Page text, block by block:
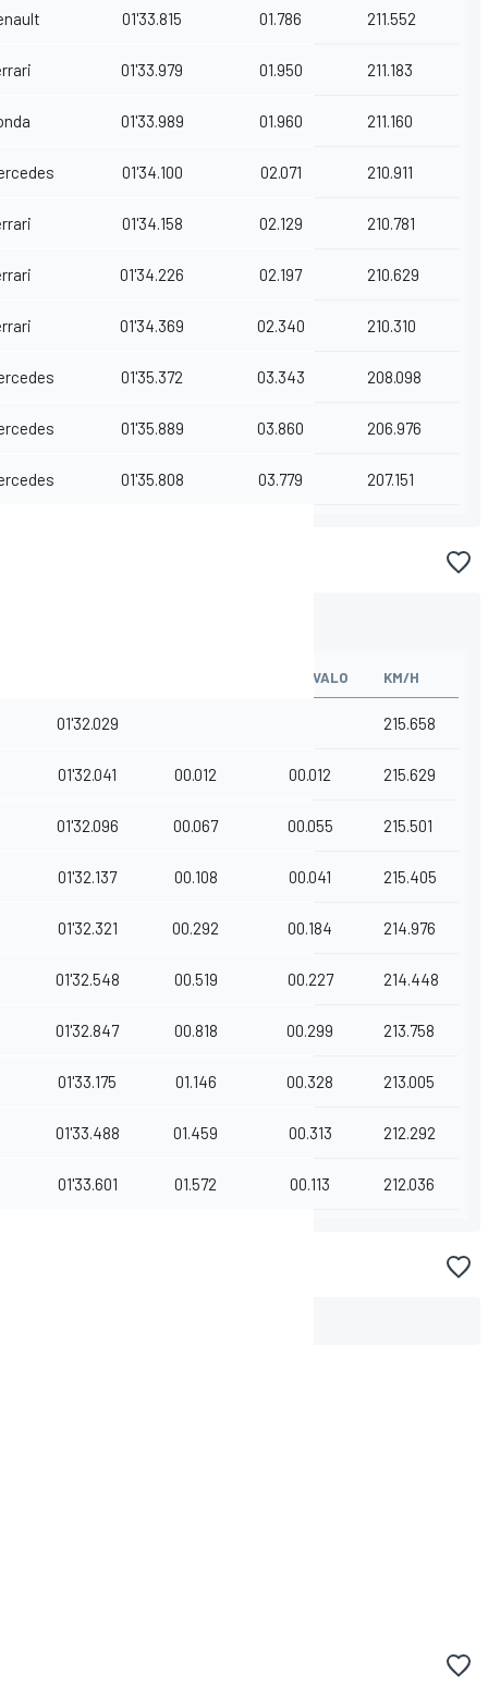
01'33.815 01.786 211.552
01'33.979 01.950 211.183
01'33.989 01.960 211.160
01'34.100 02.071 210.911
01'34.158 02.129 210.781
01'34.226 02.197 210.629
01'34.369 02.340 210.310
01'35.372 03.343 208.098
01'35.889 03.860 206.976
01'35.808 03.779 207.151
INTERVALO KM/H
01'32.029 215.658
01'32.041 00.012 00.012 215.629
01'32.096 00.067 00.055 215.501
01'32.137 00.108 00.041 215.405
01'32.321 00.292 00.184 214.976
01'32.548 00.519 00.227 214.448
01'32.847 00.818 00.299 213.758
01'33.175 01.146 00.328 213.005
01'33.488 01.459 00.313 212.292
01'33.601 01.572 00.113 212.036